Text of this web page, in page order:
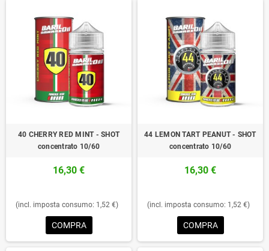
40 CHERRY RED MINT - SHOT
concentrato 10/60
16,30 €
(incl. imposta consumo: 1,52 €)
COMPRA
44 LEMON TART PEANUT - SHOT
concentrato 10/60
16,30 €
(incl. imposta consumo: 1,52 €)
COMPRA